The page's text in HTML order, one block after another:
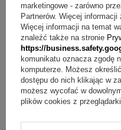
Pytanie:Jak wygląda
jest wykonywany z
mieć 4 linie po 15 znaków
Pytanie:Czy stalówka F
leworęcznych?
została zaprojektowana
dla osób praworęcznych i
Pytanie: Jak można
Odpowiedź:Model
napełniania atramentami
marketingowe - zarówno
Partnerów. Więcej
Więcej informacji na temat
znaleźć także na stronie
https://
komunikatu oznacza zgodę
komputerze. Możesz
dostępu do nich klikając w
możesz wycofać w
plików cookies z